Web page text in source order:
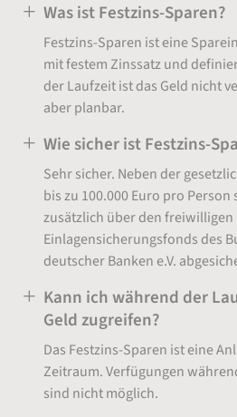
Was ist Festzins-Sparen?
Festzins-Sparen ist eine
mit festem Zinssatz und
der Laufzeit ist das Geld nicht
aber planbar.
Wie sicher ist Festzins-
Sehr sicher. Neben der
bis zu 100.000 Euro pro Person
zusätzlich über den freiwilligen
Einlagensicherungsfonds des
deutscher Banken e.V.
Kann ich während der
Geld zugreifen?
Das Festzins-Sparen ist eine
Zeitraum. Verfügungen
sind nicht möglich.